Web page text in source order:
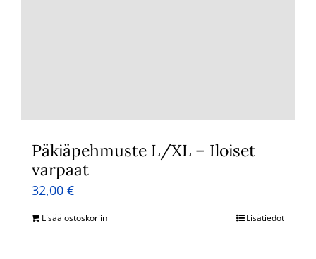
Päkiäpehmuste L/XL – Iloiset
varpaat
32,00 €
Lisää ostoskoriin Lisätiedot